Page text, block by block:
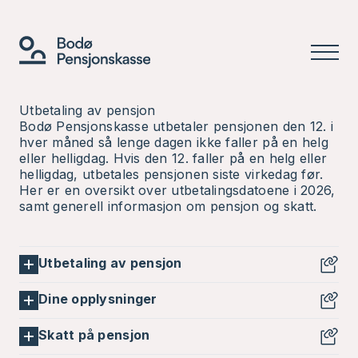
Utbetaling av pensjon
Bodø Pensjonskasse utbetaler pensjonen den 12. i
hver måned så lenge dagen ikke faller på en helg
eller helligdag. Hvis den 12. faller på en helg eller
helligdag, utbetales pensjonen siste virkedag før.
Her er en oversikt over utbetalingsdatoene i 2026,
samt generell informasjon om pensjon og skatt.
Utbetaling av pensjon
Måned
Dato
Januar
12.01.2026
Dine opplysninger
Skatt på pensjon